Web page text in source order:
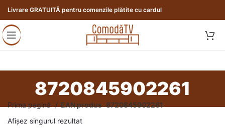
Livrare GRATUITĂ pentru comenzile plătite cu cardul
8720845902261
Prima pagină EAN produs 8720845902261
Afișez singurul rezultat